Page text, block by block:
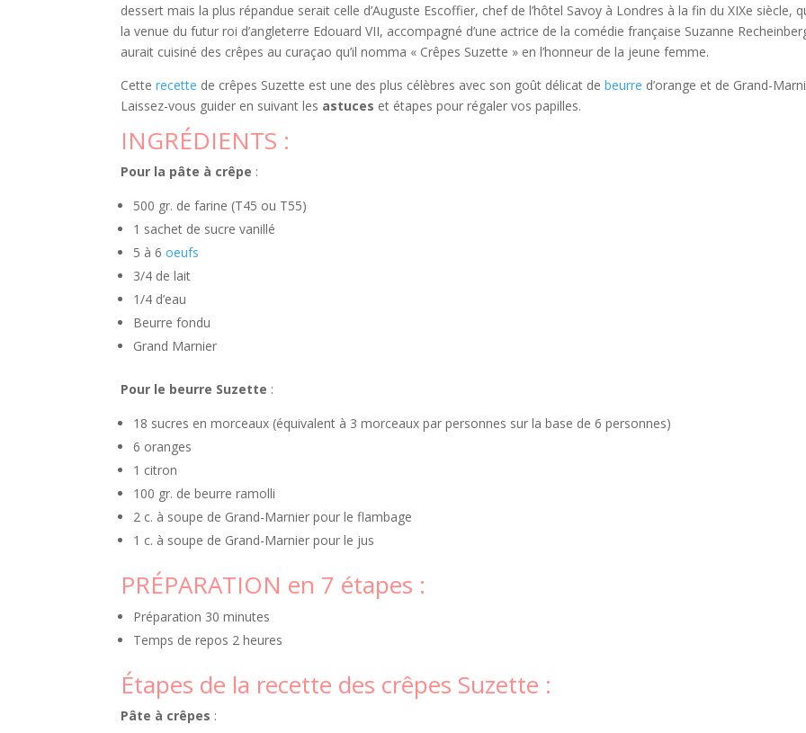
dessert mais la plus répandue serait celle d’Auguste Escoffier, chef de l’hôtel Savoy à Londres à la fin du XIXe siècle,
la venue du futur roi d’angleterre Edouard VII, accompagné d’une actrice de la comédie française Suzanne
aurait cuisiné des crêpes au curaçao qu’il nomma « Crêpes Suzette » en l’honneur de la jeune femme.
Cetterecette de crêpes Suzette est une des plus célèbres avec son goût délicat debeurre d’orange et de Grand-
Laissez-vous guider en suivant les astuces et étapes pour régaler vos papilles.
INGRÉDIENTS :
Pour la pâte à crêpe :
500 gr. de farine (T45 ou T55)
1 sachet de sucre vanillé
5 à 6oeufs
3/4 de lait
1/4 d’eau
Beurre fondu
Grand Marnier
Pour le beurre Suzette :
18 sucres en morceaux (équivalent à 3 morceaux par personnes sur la base de 6 personnes)
6 oranges
1 citron
100 gr. de beurre ramolli
2 c. à soupe de Grand-Marnier pour le flambage
1 c. à soupe de Grand-Marnier pour le jus
PRÉPARATION en 7 étapes :
Préparation 30 minutes
Temps de repos 2 heures
Étapes de la recette des crêpes Suzette :
Pâte à crêpes :